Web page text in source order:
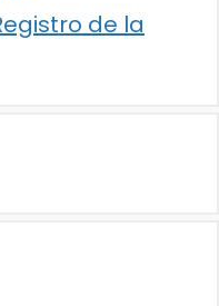
de la